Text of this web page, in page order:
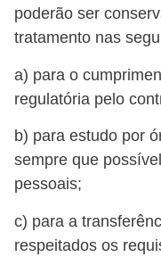
poderão ser
tratamento nas
a) para o
regulatória pelo
b) para estudo por
sempre que
pessoais;
c) para a
respeitados os